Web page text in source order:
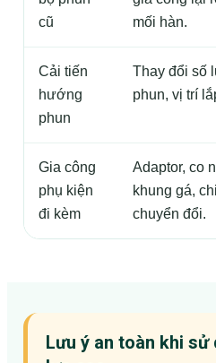
cũ
mối hàn.
Cải tiến
hướng
phun
Thay đổi số
phun, vị trí
Gia công
phụ kiện
đi kèm
Adaptor, co
khung gá,
chuyển đổi.
Lưu ý an toàn khi sử